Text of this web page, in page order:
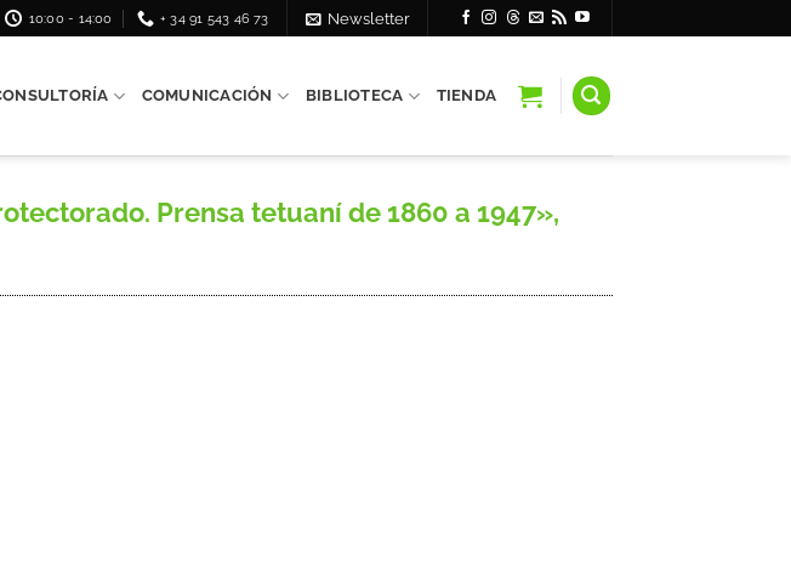
10:00 - 14:00 + 34 91 543 46 73 Newsletter
COMUNICACIÓN BIBLIOTECA TIENDA
Prensa tetuaní de 1860 a 1947»,